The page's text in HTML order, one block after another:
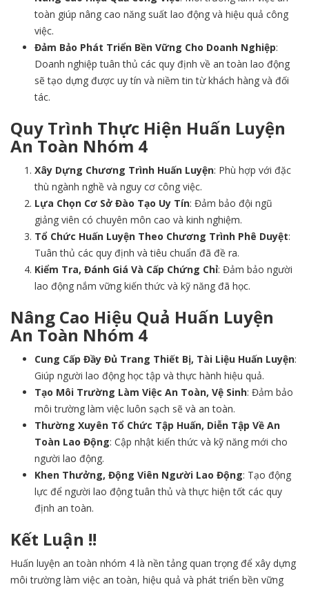
toàn giúp nâng cao năng suất lao động và hiệu quả công
việc.
Đảm Bảo Phát Triển Bền Vững Cho Doanh Nghiệp:
Doanh nghiệp tuân thủ các quy định về an toàn lao động
sẽ tạo dựng được uy tín và niềm tin từ khách hàng và đối
tác.
Quy Trình Thực Hiện Huấn Luyện
An Toàn Nhóm 4
Xây Dựng Chương Trình Huấn Luyện: Phù hợp với đặc
thù ngành nghề và nguy cơ công việc.
Lựa Chọn Cơ Sở Đào Tạo Uy Tín: Đảm bảo đội ngũ
giảng viên có chuyên môn cao và kinh nghiệm.
Tổ Chức Huấn Luyện Theo Chương Trình Phê Duyệt:
Tuân thủ các quy định và tiêu chuẩn đã đề ra.
Kiểm Tra, Đánh Giá Và Cấp Chứng Chỉ: Đảm bảo người
lao động nắm vững kiến thức và kỹ năng đã học.
Nâng Cao Hiệu Quả Huấn Luyện
An Toàn Nhóm 4
Cung Cấp Đầy Đủ Trang Thiết Bị, Tài Liệu Huấn Luyện:
Giúp người lao động học tập và thực hành hiệu quả.
Tạo Môi Trường Làm Việc An Toàn, Vệ Sinh: Đảm bảo
môi trường làm việc luôn sạch sẽ và an toàn.
Thường Xuyên Tổ Chức Tập Huấn, Diễn Tập Về An
Toàn Lao Động: Cập nhật kiến thức và kỹ năng mới cho
người lao động.
Khen Thưởng, Động Viên Người Lao Động: Tạo động
lực để người lao động tuân thủ và thực hiện tốt các quy
định an toàn.
Kết Luận !!
Huấn luyện an toàn nhóm 4 là nền tảng quan trọng để xây dựng
môi trường làm việc an toàn, hiệu quả và phát triển bền vững